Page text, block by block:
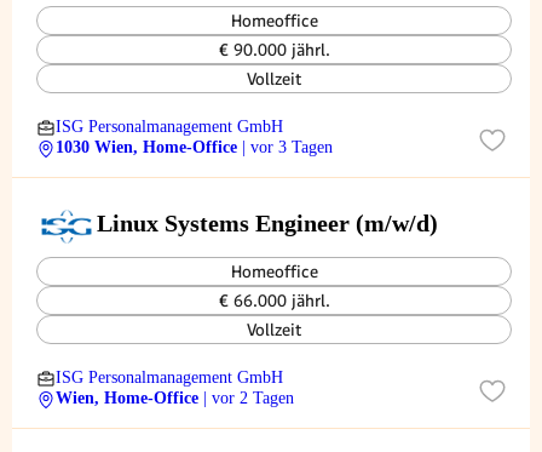
Homeoffice
€ 90.000 jährl.
Vollzeit
ISG Personalmanagement GmbH
1030 Wien, Home-Office
| vor 3 Tagen
Linux Systems Engineer (m/w/d)
Homeoffice
€ 66.000 jährl.
Vollzeit
ISG Personalmanagement GmbH
Wien, Home-Office
| vor 2 Tagen